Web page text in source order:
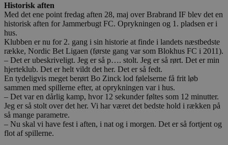
Historisk aften
Med det ene point fredag aften 28, maj over Brabrand IF blev det en
historisk aften for Jammerbugt FC. Oprykningen og 1. pladsen er i
hus.
Klubben er nu for 2. gang i sin historie at finde i landets næstbedste
række, Nordic Bet Ligaen (første gang var som Blokhus FC i 2011).
– Det er ubeskriveligt. Jeg er så p…. stolt. Jeg er så rørt. Det er min
hjerteklub. Det er helt vildt det her. Det er så fedt.
En tydeligvis meget berørt Bo Zinck lod følelserne få frit løb
sammen med spillerne efter, at oprykningen var i hus.
– Det var en dårlig kamp, hvor 12 sekunder føltes som 12 minutter.
Jeg er så stolt over det her. Vi har været det bedste hold i rækken på
så mange parametre.
– Nu skal vi have fest i aften, i nat og i morgen. Det er så fortjent og
flot af spillerne.